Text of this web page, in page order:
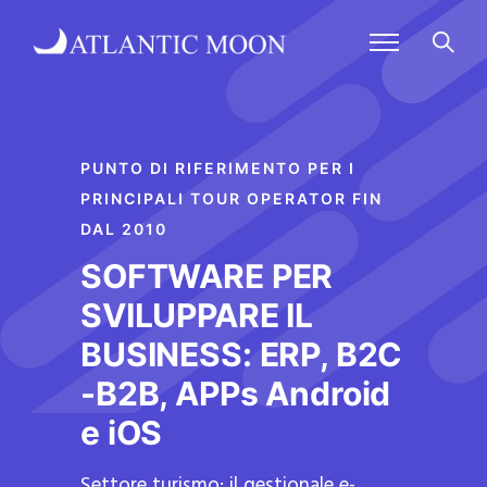
PUNTO DI RIFERIMENTO PER I
PRINCIPALI TOUR OPERATOR FIN
DAL 2010
SOFTWARE PER
SVILUPPARE IL
BUSINESS: ERP, B2C
-B2B, APPs Android
e iOS